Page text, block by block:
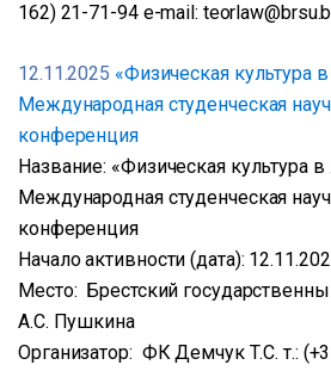
162) 21-71-94 e-mail:
12.11.2025 «Физическая культура
Международная студенческая
конференция
Название: «Физическая культура
Международная студенческая
конференция
Начало активности (дата):
Место: Брестский
А.С. Пушкина
Организатор: ФК Демчук Т.С. т.: